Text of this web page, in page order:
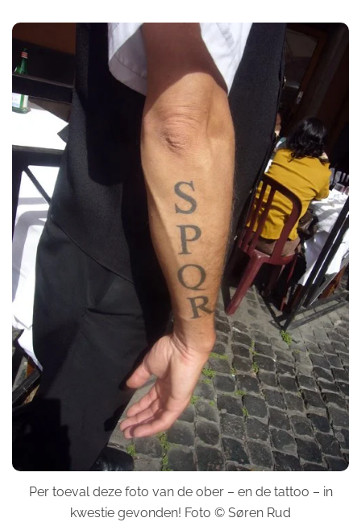
Per toeval deze foto van de ober – en de tattoo – in
kwestie gevonden! Foto © Søren Rud‎